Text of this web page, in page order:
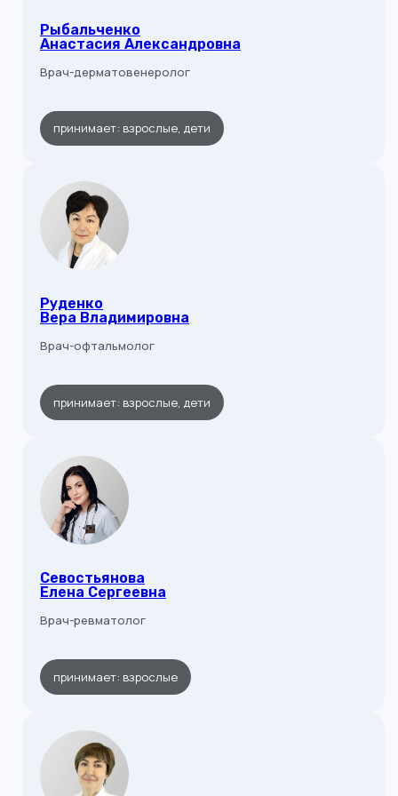
Рыбальченко
Анастасия Александровна
Врач-дерматовенеролог
принимает: взрослые, дети
Руденко
Вера Владимировна
Врач-офтальмолог
принимает: взрослые, дети
Севостьянова
Елена Сергеевна
Врач-ревматолог
принимает: взрослые
выходной
Контакты